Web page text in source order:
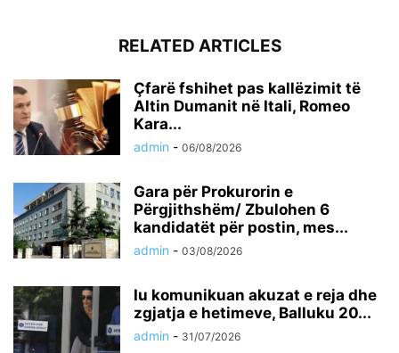
RELATED ARTICLES
Çfarë fshihet pas kallëzimit të
Altin Dumanit në Itali, Romeo
Kara...
admin - 06/08/2026
Gara për Prokurorin e
Përgjithshëm/ Zbulohen 6
kandidatët për postin, mes...
admin - 03/08/2026
Iu komunikuan akuzat e reja dhe
zgjatja e hetimeve, Balluku 20...
admin - 31/07/2026